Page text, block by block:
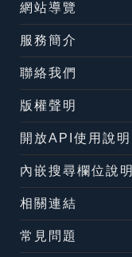
網站導覽
服務簡介
聯絡我們
版權聲明
開放API使用說明
內嵌搜尋欄位說明
相關連結
常見問題